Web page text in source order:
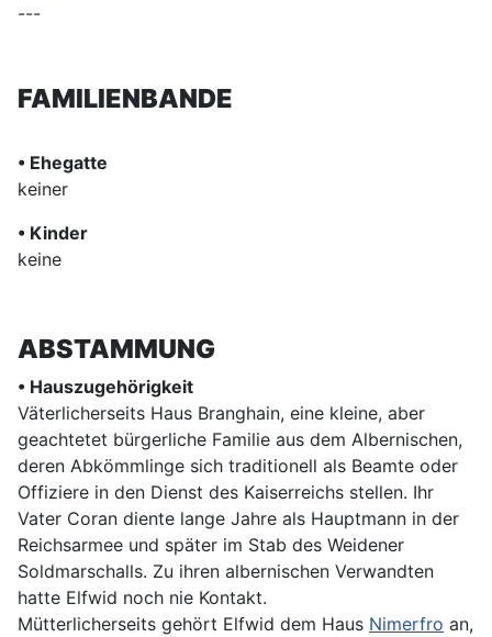
---
FAMILIENBANDE
• Ehegatte
keiner
• Kinder
keine
ABSTAMMUNG
• Hauszugehörigkeit
Väterlicherseits Haus Branghain, eine kleine, aber
geachtetet bürgerliche Familie aus dem Albernischen,
deren Abkömmlinge sich traditionell als Beamte oder
Offiziere in den Dienst des Kaiserreichs stellen. Ihr
Vater Coran diente lange Jahre als Hauptmann in der
Reichsarmee und später im Stab des Weidener
Soldmarschalls. Zu ihren albernischen Verwandten
hatte Elfwid noch nie Kontakt.
Mütterlicherseits gehört Elfwid dem Haus Nimerfro an,